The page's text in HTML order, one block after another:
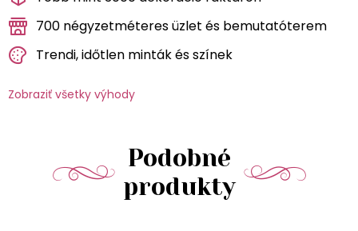
700 négyzetméteres üzlet és bemutatóterem
Trendi, időtlen minták és színek
Zobraziť všetky výhody
Podobné
produkty